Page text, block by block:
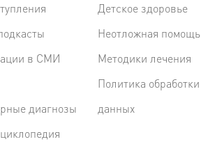
в СМИ
диагнозы
Детское здоровье
Неотложная помощь
Методики лечения
Политика обработки
данных